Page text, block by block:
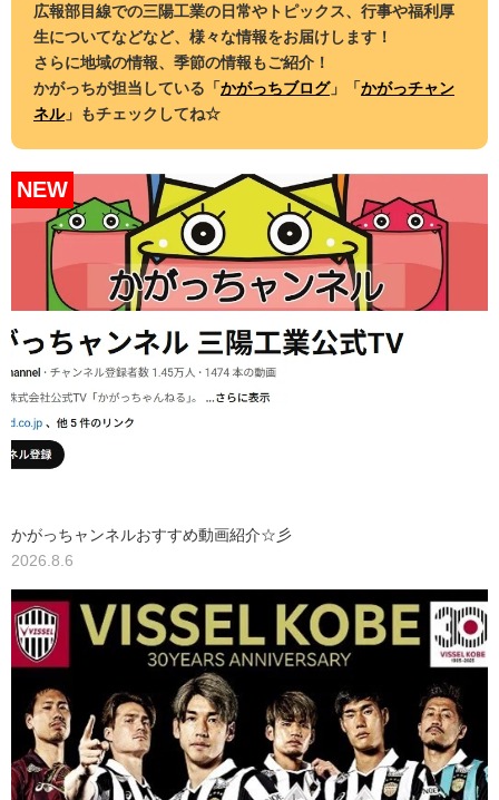
広報部目線での三陽工業の日常やトピックス、行事や福利厚
生についてなどなど、様々な情報をお届けします！
さらに地域の情報、季節の情報もご紹介！
かがっちが担当している「かがっちブログ」「かがっチャン
ネル」もチェックしてね☆
かがっちャンネルおすすめ動画紹介☆彡
2026.8.6
NEW